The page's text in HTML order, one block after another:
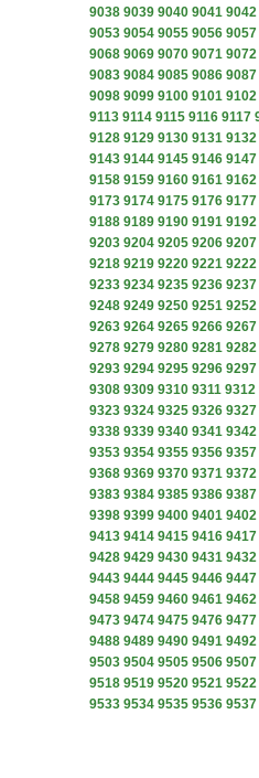
9038 9039 9040 9041 9042
9053 9054 9055 9056 9057
9068 9069 9070 9071 9072
9083 9084 9085 9086 9087
9098 9099 9100 9101 9102
9113 9114 9115 9116 9117
9128 9129 9130 9131 9132
9143 9144 9145 9146 9147
9158 9159 9160 9161 9162
9173 9174 9175 9176 9177
9188 9189 9190 9191 9192
9203 9204 9205 9206 9207
9218 9219 9220 9221 9222
9233 9234 9235 9236 9237
9248 9249 9250 9251 9252
9263 9264 9265 9266 9267
9278 9279 9280 9281 9282
9293 9294 9295 9296 9297
9308 9309 9310 9311 9312
9323 9324 9325 9326 9327
9338 9339 9340 9341 9342
9353 9354 9355 9356 9357
9368 9369 9370 9371 9372
9383 9384 9385 9386 9387
9398 9399 9400 9401 9402
9413 9414 9415 9416 9417
9428 9429 9430 9431 9432
9443 9444 9445 9446 9447
9458 9459 9460 9461 9462
9473 9474 9475 9476 9477
9488 9489 9490 9491 9492
9503 9504 9505 9506 9507
9518 9519 9520 9521 9522
9533 9534 9535 9536 9537